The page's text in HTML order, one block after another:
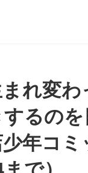
まれ変
るの
年コミ